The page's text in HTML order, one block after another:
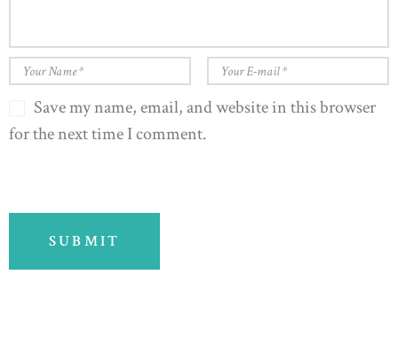
Save my name, email, and website in this browser
for the next time I comment.